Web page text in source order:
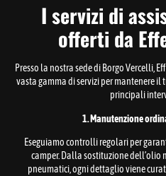
I servizi di
offerti da
Presso la nostra sede di Borgo Vercelli,
vasta gamma di servizi per mantenere
principali
1. Manutenzione
Eseguiamo controlli regolari per
camper. Dalla sostituzione dell’olio
pneumatici, ogni dettaglio viene